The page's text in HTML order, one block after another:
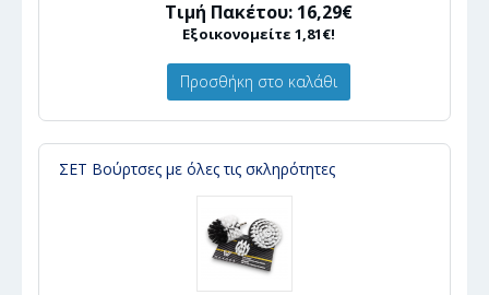
Τιμή Πακέτου: 16,29€
Εξοικονομείτε 1,81€!
Προσθήκη στο καλάθι
ΣΕΤ Βούρτσες με όλες τις σκληρότητες